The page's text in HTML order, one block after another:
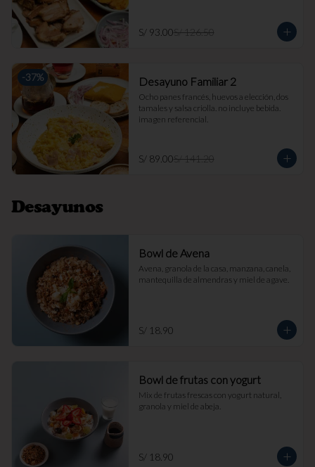
S/ 93.00S/ 126.50
-37% Desayuno Familiar 2
Ocho panes francés, huevos a elección, dos
tamales y salsa criolla. no incluye bebida.
imagen referencial.
S/ 89.00S/ 141.20
Desayunos
Bowl de Avena
Avena, granola de la casa, manzana, canela,
mantequilla de almendras y miel de agave.
S/ 18.90
Bowl de frutas con yogurt
Mix de frutas frescas con yogurt natural,
granola y miel de abeja.
S/ 18.90